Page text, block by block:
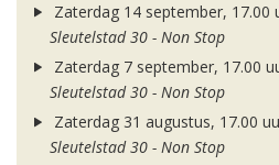
Zaterdag 14 september, 17.00
Sleutelstad 30 - Non Stop
Zaterdag 7 september, 17.00
Sleutelstad 30 - Non Stop
Zaterdag 31 augustus, 17.00
Sleutelstad 30 - Non Stop